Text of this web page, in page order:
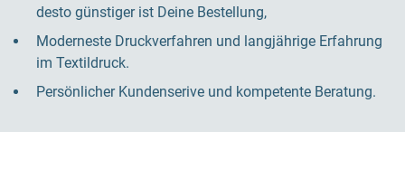
desto günstiger ist Deine Bestellung,
Moderneste Druckverfahren und langjährige Erfahrung
im Textildruck.
Persönlicher Kundenserive und kompetente Beratung.